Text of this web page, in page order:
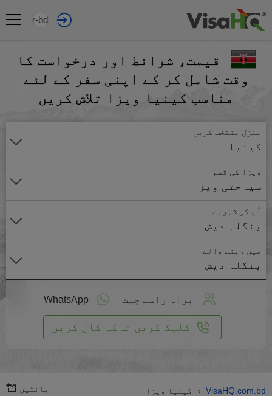
ur-bd
قیمت، شرائط اور درخواست کا
وقت شامل کر کے اپنی سفر کے لئے
مناسب کینیا ویزا تلاش کریں
منزل منتخب کریں
کینیا
ویزا کی قسم
سیاحتی ویزا
آپ کی شہریت
بنگلہ دیش
میں رہنے والے
بنگلہ دیش
براہ راست چیٹ WhatsApp
کلیک کریں تاکہ کال کریں
VisaHQ.com.bd
› کینیا ویزا بانٹیں